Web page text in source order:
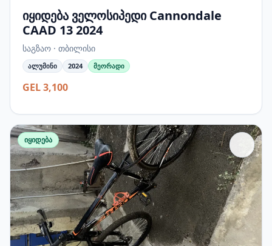
იყიდება ველოსიპედი Cannondale
CAAD 13 2024
საგზაო · თბილისი
ალუმინი 2024 მეორადი
GEL 3,100
იყიდება